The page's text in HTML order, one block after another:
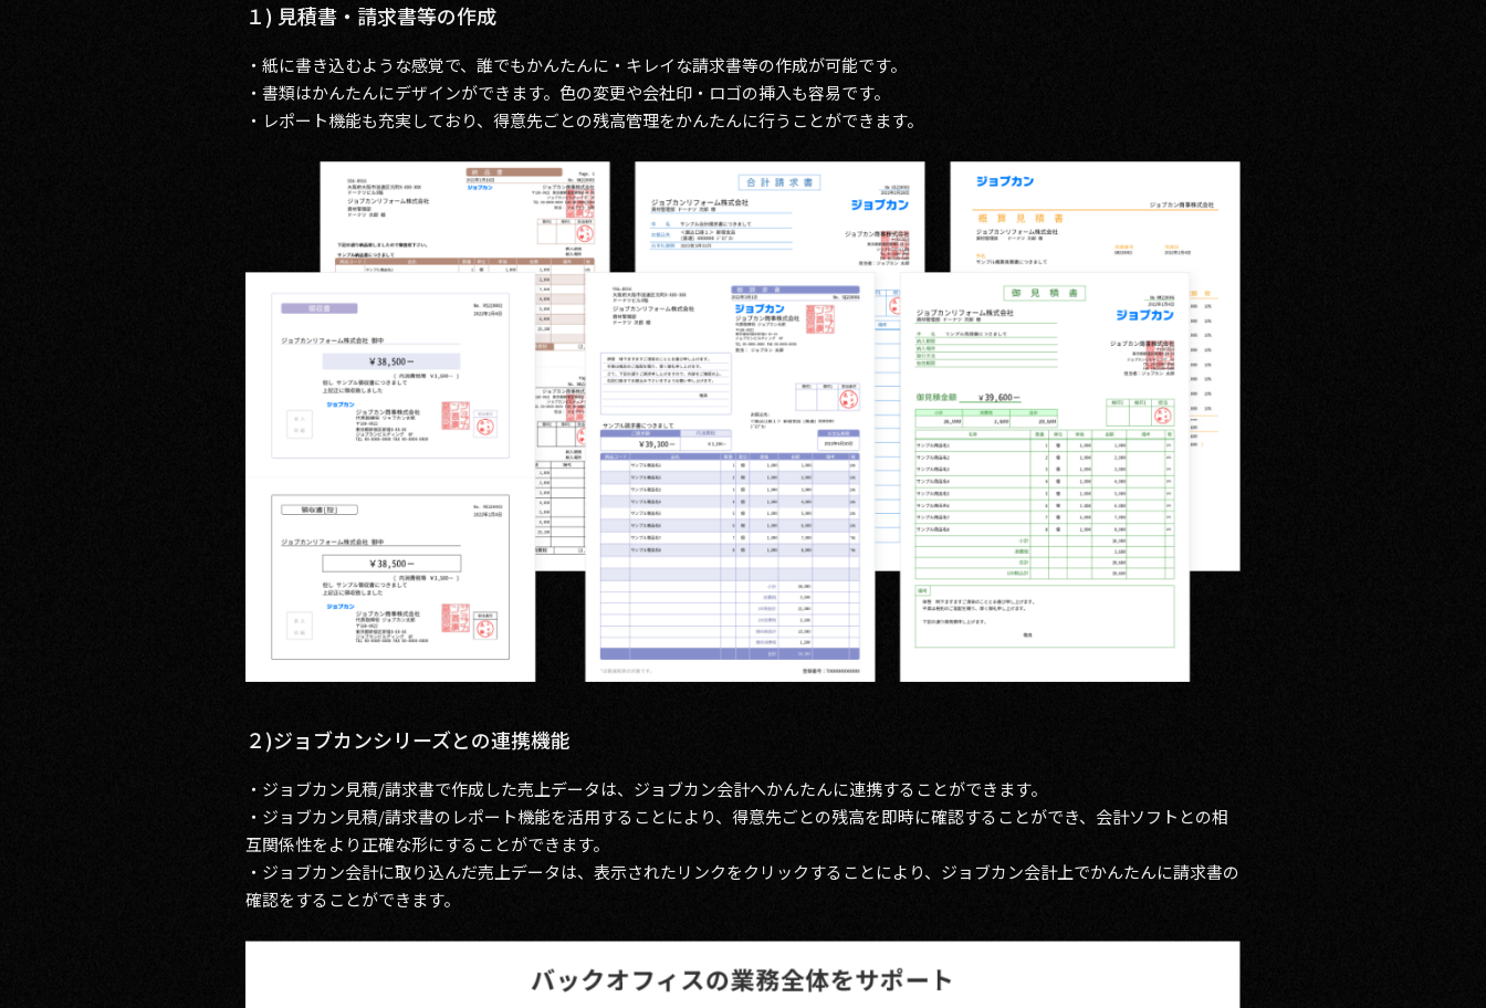
１) 見積書・請求書等の作成
・紙に書き込むような感覚で、誰でもかんたんに・キレイな請求書等の作成が可能です。
・書類はかんたんにデザインができます。色の変更や会社印・ロゴの挿入も容易です。
・レポート機能も充実しており、得意先ごとの残高管理をかんたんに行うことができます。
２)ジョブカンシリーズとの連携機能
・ジョブカン見積/請求書で作成した売上データは、ジョブカン会計へかんたんに連携することができます。
・ジョブカン見積/請求書のレポート機能を活用することにより、得意先ごとの残高を即時に確認することができ、会計ソフトとの相
互関係性をより正確な形にすることができます。
・ジョブカン会計に取り込んだ売上データは、表示されたリンクをクリックすることにより、ジョブカン会計上でかんたんに請求書の
確認をすることができます。